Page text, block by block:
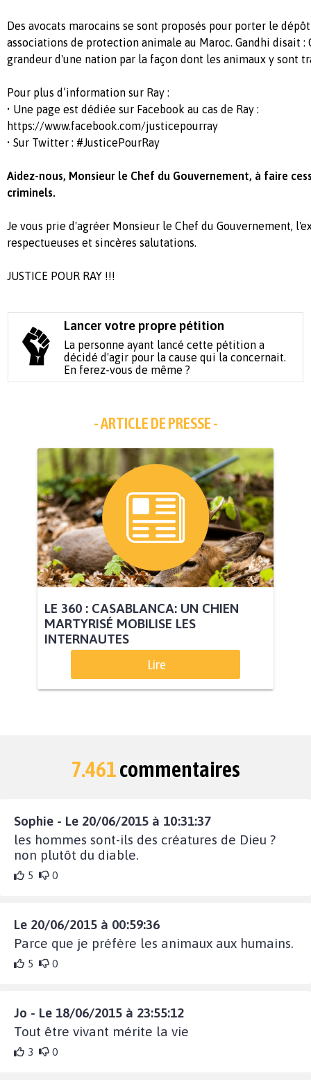
Des avocats marocains se sont proposés pour porter le
associations de protection animale au Maroc. Gandhi disait :
grandeur d'une nation par la façon dont les animaux y sont
Pour plus d’information sur Ray :
• Une page est dédiée sur Facebook au cas de Ray :
https://www.facebook.com/justicepourray
• Sur Twitter : #JusticePourRay
Aidez-nous, Monsieur le Chef du Gouvernement, à faire
criminels.
Je vous prie d'agréer Monsieur le Chef du Gouvernement,
respectueuses et sincères salutations.
JUSTICE POUR RAY !!!
Lancer votre propre pétition
La personne ayant lancé cette pétition a
décidé d'agir pour la cause qui la concernait.
En ferez-vous de même ?
- ARTICLE DE PRESSE -
LE 360 : CASABLANCA: UN CHIEN
MARTYRISÉ MOBILISE LES
INTERNAUTES
Lire
7.461commentaires
Sophie - Le 20/06/2015 à 10:31:37
les hommes sont-ils des créatures de Dieu ?
non plutôt du diable.
5 0
Le 20/06/2015 à 00:59:36
Parce que je préfère les animaux aux humains.
5 0
Jo - Le 18/06/2015 à 23:55:12
Tout être vivant mérite la vie
3 0